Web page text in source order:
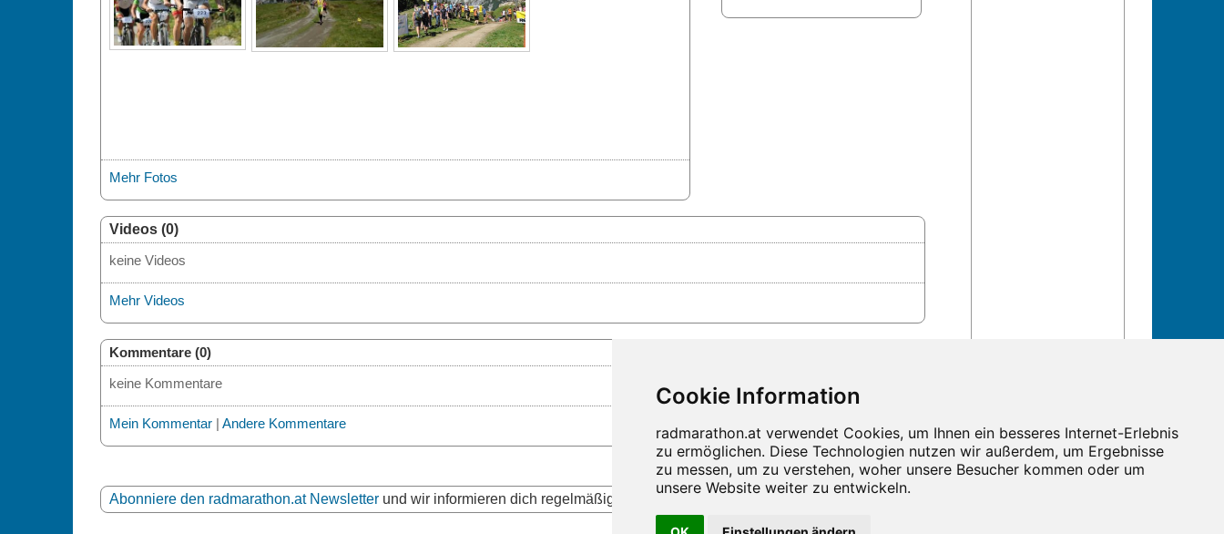
Mehr Fotos
Videos (0)
keine Videos
Mehr Videos
Kommentare (0)
keine Kommentare
Mein Kommentar| Andere Kommentare
Abonniere den radmarathon.at Newsletterund wir informieren dich regelmäßig über die aktuellen Neuigkeiten und Termine!